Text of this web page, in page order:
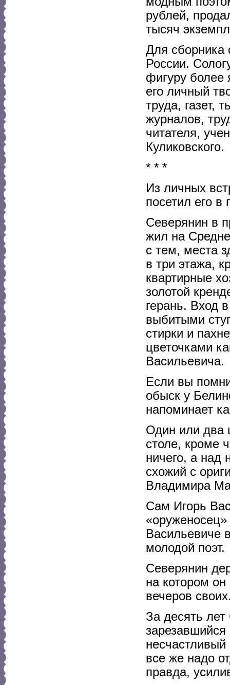
рублей,
тысяч
Для сборника
России.
фигуру
его личный
труда, газет,
журналов,
читателя,
Куликовского.
* * *
Из личных
посетил его в
Северянин в
жил на
с тем, места
в три этажа,
квартирные
золотой
герань. Вход
выбитыми
стирки и
цветочками
Васильевича.
Если вы
обыск у
напоминает
Один или два
столе, кроме
ничего, а над
схожий с
Владимира
Сам Игорь
Васильевиче
молодой поэт.
Северянин
на котором
вечеров
За десять
все же надо
правда,